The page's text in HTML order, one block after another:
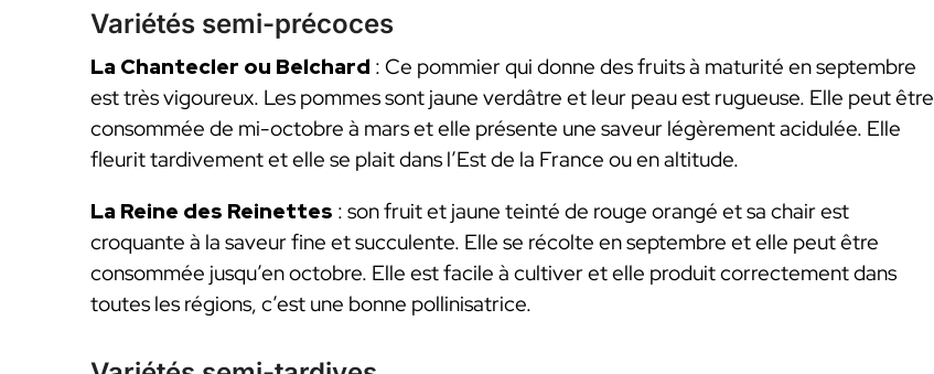
Variétés semi-précoces
La Chantecler ou Belchard : Ce pommier qui donne des fruits à maturité en septembre
est très vigoureux. Les pommes sont jaune verdâtre et leur peau est rugueuse. Elle peut être
consommée de mi-octobre à mars et elle présente une saveur légèrement acidulée. Elle
fleurit tardivement et elle se plait dans l’Est de la France ou en altitude.
La Reine des Reinettes : son fruit et jaune teinté de rouge orangé et sa chair est
croquante à la saveur fine et succulente. Elle se récolte en septembre et elle peut être
consommée jusqu’en octobre. Elle est facile à cultiver et elle produit correctement dans
toutes les régions, c’est une bonne pollinisatrice.